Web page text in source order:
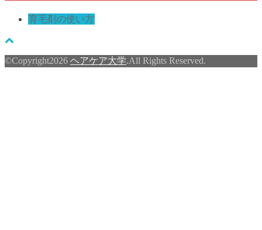
育毛剤の使い方
©Copyright2026 ヘアケア大学.All Rights Reserved.